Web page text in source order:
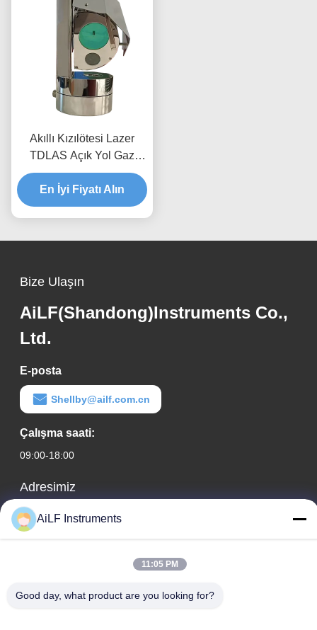
Akıllı Kızılötesi Lazer
TDLAS Açık Yol Gaz
Dedektörü Metan
Muayene İzleme IP68
En İyi Fiyatı Alın
Bize Ulaşın
AiLF(Shandong)Instruments Co.,
Ltd.
E-posta
Shellby@ailf.com.cn
Çalışma saati:
09:00-18:00
Adresimiz
Şirket Adresi
Liaoning Oteli Ofis Binası, Oda 603, Xicheng Bölgesi, Pekin,
Weihai Eko ve Teknoloji Geliştirme Bölgesi, Weihai, Shandong
AiLF Instruments
11:05 PM
Good day, what product are you looking for?